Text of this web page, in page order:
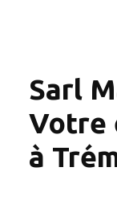
Sarl
Votre
à